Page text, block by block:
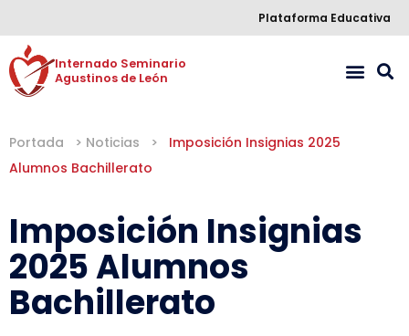
Plataforma Educativa
Internado Seminario
Agustinos de León
Portada > Noticias >
Imposición Insignias 2025
Alumnos Bachillerato
Imposición Insignias
2025 Alumnos
Bachillerato